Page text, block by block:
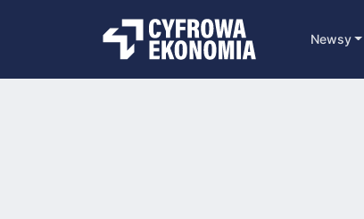
Newsy